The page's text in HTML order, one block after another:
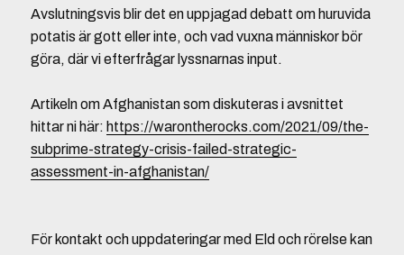
Avslutningsvis blir det en uppjagad debatt om huruvida
potatis är gott eller inte, och vad vuxna människor bör
göra, där vi efterfrågar lyssnarnas input.
Artikeln om Afghanistan som diskuteras i avsnittet
hittar ni här: https://warontherocks.com/2021/09/the-
subprime-strategy-crisis-failed-strategic-
assessment-in-afghanistan/
För kontakt och uppdateringar med Eld och rörelse kan